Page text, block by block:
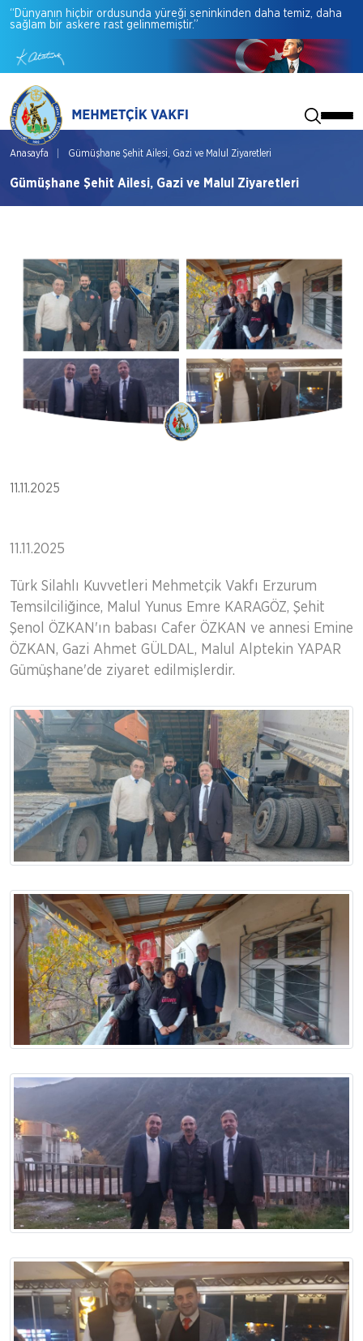
“Dünyanın hiçbir ordusunda yüreği seninkinden daha temiz, daha
sağlam bir askere rast gelinmemiştir.”
Anasayfa Gümüşhane Şehit Ailesi, Gazi ve Malul Ziyaretleri
Gümüşhane Şehit Ailesi, Gazi ve Malul Ziyaretleri
11.11.2025
11.11.2025
Türk Silahlı Kuvvetleri Mehmetçik Vakfı Erzurum
Temsilciliğince, Malul Yunus Emre KARAGÖZ, Şehit
Şenol ÖZKAN'ın babası Cafer ÖZKAN ve annesi Emine
ÖZKAN, Gazi Ahmet GÜLDAL, Malul Alptekin YAPAR
Gümüşhane'de ziyaret edilmişlerdir.